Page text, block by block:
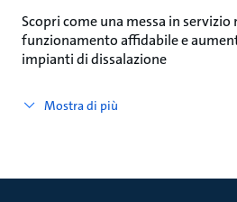
Scopri come una messa in
funzionamento affidabile e
impianti di dissalazione
Mostra di più